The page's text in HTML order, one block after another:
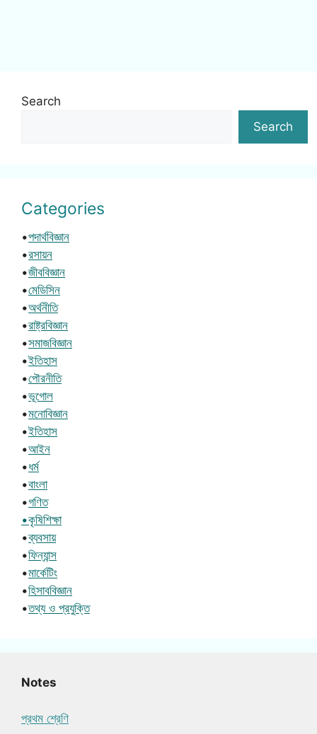
Search
Search
Categories
•পদার্থবিজ্ঞান
•রসায়ন
•জীববিজ্ঞান
•মেডিসিন
•অর্থনীতি
•রাষ্ট্রবিজ্ঞান
•সমাজবিজ্ঞান
•ইতিহাস
•পৌরনীতি
•ভূগোল
•মনোবিজ্ঞান
•ইতিহাস
•আইন
•ধর্ম
•বাংলা
•গণিত
•কৃষিশিক্ষা
•ব্যবসায়
•ফিন্যান্স
•মার্কেটিং
•হিসাববিজ্ঞান
•তথ্য ও প্রযুক্তি
Notes
প্রথম শ্রেণি